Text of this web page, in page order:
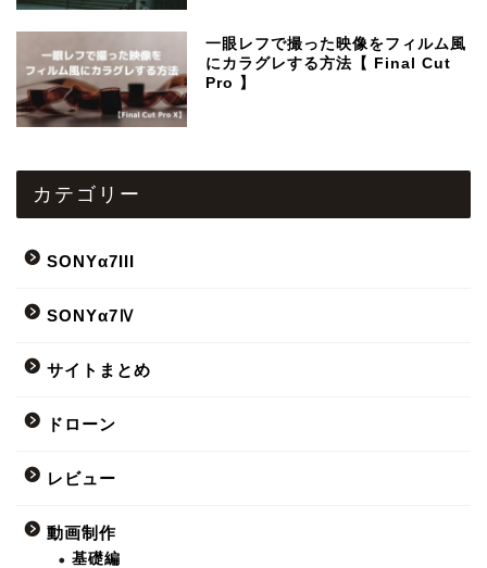
一眼レフで撮った映像をフィルム風
にカラグレする方法【 Final Cut
Pro 】
カテゴリー
SONYα7III
SONYα7Ⅳ
サイトまとめ
ドローン
レビュー
動画制作
基礎編